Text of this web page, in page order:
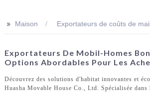
>> Maison Exportateurs de coûts de
Exportateurs De Mobil-Homes
Options Abordables Pour Les
Découvrez des solutions d'habitat innovantes et
Huasha Movable House Co., Ltd. Spécialisée